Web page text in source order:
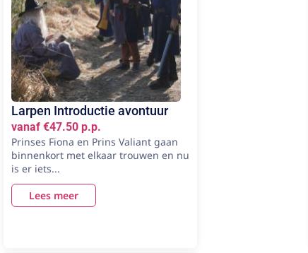
Larpen Introductie avontuur
vanaf €47.50 p.p.
Prinses Fiona en Prins Valiant gaan
binnenkort met elkaar trouwen en nu
is er iets...
Lees meer